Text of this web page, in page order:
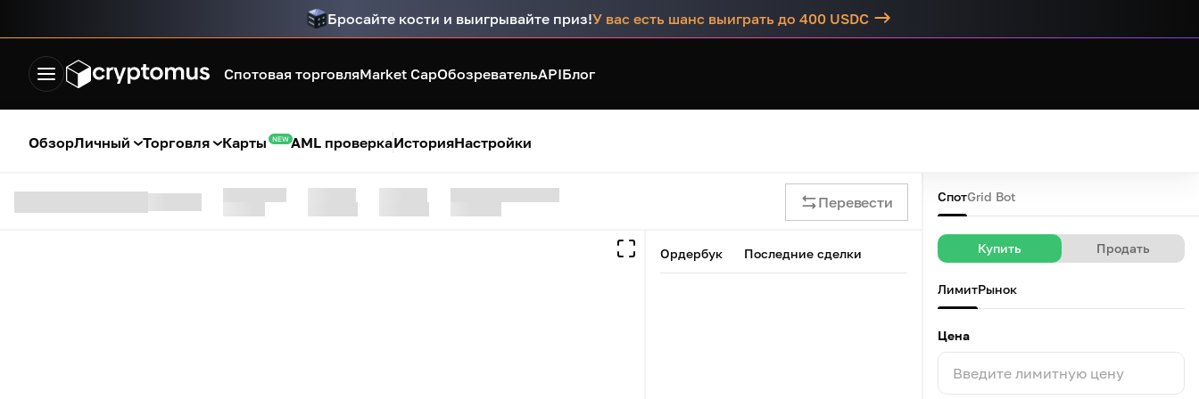
Бросайте кости и выигрывайте приз!У вас есть шанс выиграть до 400 USDC
Спотовая торговляMarket CapОбозревательAPIБлог
ОбзорЛичный Торговля Карты NEW AML проверкаИсторияНастройки
Перевести
Ордербук Последние сделки
СпотGrid Bot
Купить Продать
ЛимитРынок
Цена
Введите лимитную цену